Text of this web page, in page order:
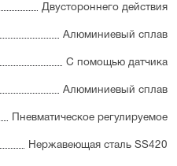
Двустороннего действия
Алюминиевый сплав
С помощью датчика
Алюминиевый сплав
Пневматическое регулируемое
Нержавеющая сталь SS420